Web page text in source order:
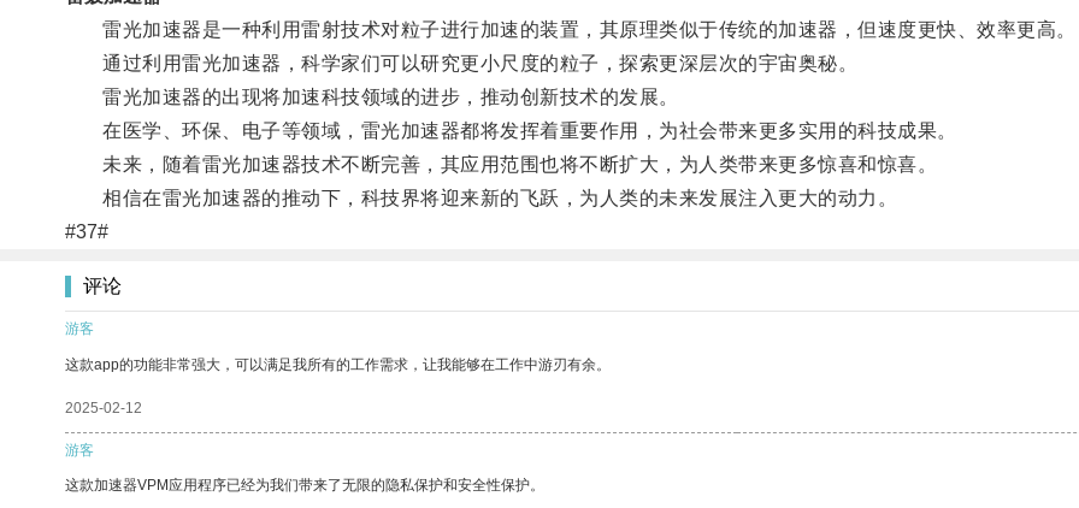
雷光加速器是一种利用雷射技术对粒子进行加速的装置，其原理类似于传统的加速器，但速度更快、效率更高。
通过利用雷光加速器，科学家们可以研究更小尺度的粒子，探索更深层次的宇宙奥秘。
雷光加速器的出现将加速科技领域的进步，推动创新技术的发展。
在医学、环保、电子等领域，雷光加速器都将发挥着重要作用，为社会带来更多实用的科技成果。
未来，随着雷光加速器技术不断完善，其应用范围也将不断扩大，为人类带来更多惊喜和惊喜。
相信在雷光加速器的推动下，科技界将迎来新的飞跃，为人类的未来发展注入更大的动力。
#37#
评论
游客
这款app的功能非常强大，可以满足我所有的工作需求，让我能够在工作中游刃有余。
2025-02-12
游客
这款加速器VPM应用程序已经为我们带来了无限的隐私保护和安全性保护。